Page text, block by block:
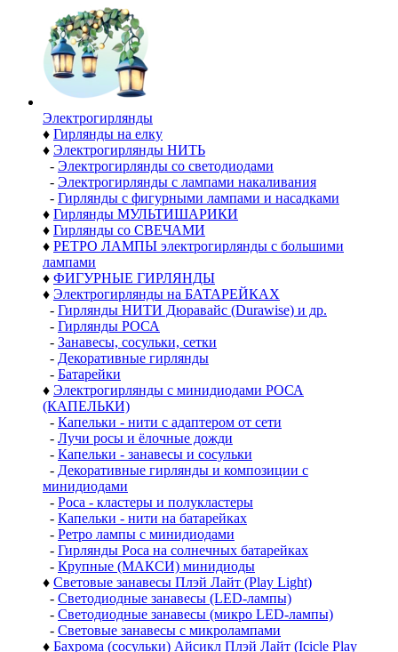
Электро­гирлянды
♦ Гирлянды на елку
♦ Электрогирлянды НИТЬ
- Электрогирлянды со светодиодами
- Электрогирлянды с лампами накаливания
- Гирлянды с фигурными лампами и насадками
♦ Гирлянды МУЛЬТИШАРИКИ
♦ Гирлянды со СВЕЧАМИ
♦ РЕТРО ЛАМПЫ электрогирлянды с большими
лампами
♦ ФИГУРНЫЕ ГИРЛЯНДЫ
♦ Электрогирлянды на БАТАРЕЙКАХ
- Гирлянды НИТИ Дюравайс (Durawise) и др.
- Гирлянды РОСА
- Занавесы, сосульки, сетки
- Декоративные гирлянды
- Батарейки
♦ Электрогирлянды с минидиодами РОСА
(КАПЕЛЬКИ)
- Капельки - нити с адаптером от сети
- Лучи росы и ёлочные дожди
- Капельки - занавесы и сосульки
- Декоративные гирлянды и композиции с
минидиодами
- Роса - кластеры и полукластеры
- Капельки - нити на батарейках
- Ретро лампы с минидиодами
- Гирлянды Роса на солнечных батарейках
- Крупные (МАКСИ) минидиоды
♦ Световые занавесы Плэй Лайт (Play Light)
- Светодиодные занавесы (LED-лампы)
- Светодиодные занавесы (микро LED-лампы)
- Световые занавесы с микролампами
♦ Бахрома (сосульки) Айсикл Плэй Лайт (Icicle Play